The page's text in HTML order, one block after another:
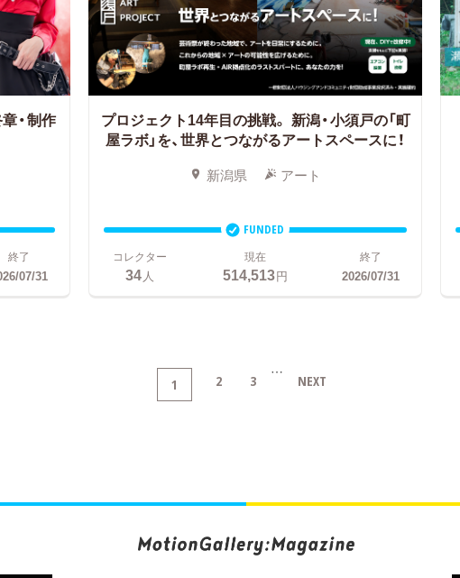
・制作
終了
07/31
プロジェクト14年目の挑戦。 新潟・小須戸の「町
屋ラボ」を、世界とつながるアートスペースに！
新潟県 アート
FUNDED
コレクター
34人
現在
514,513円
終了
2026/07/31
1 2 3 … NEXT